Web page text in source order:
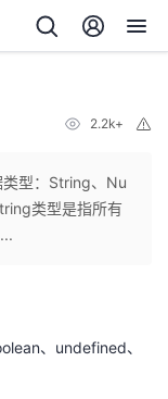
2.2k+
类型：String、Nu
类型是指所有
、undefined、